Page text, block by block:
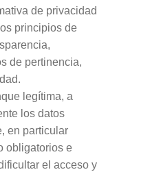
de privacidad
principios de
de pertinencia,
legítima, a
los datos
en particular
obligatorios e
el acceso y